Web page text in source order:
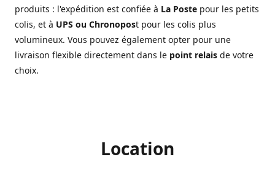
produits : l'expédition est confiée à La Poste pour les petits
colis, et à UPS ou Chronopost pour les colis plus
volumineux. Vous pouvez également opter pour une
livraison flexible directement dans le point relais de votre
choix.
Location